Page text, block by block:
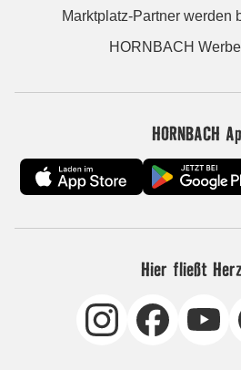
Marktplatz-Partner werden
HORNBACH
HORNBACH
Hier fließt